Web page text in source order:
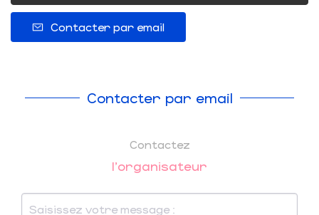
Contacter par email
Contacter par email
Contactez
l'organisateur